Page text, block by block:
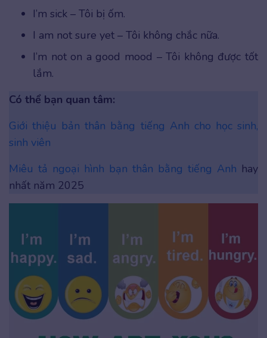
I’m sick – Tôi bị ốm.
I am not sure yet – Tôi không chắc nữa.
I’m not on a good mood – Tôi không được tốt
lắm.
Có thể bạn quan tâm:
Giới thiệu bản thân bằng tiếng Anh cho học sinh,
sinh viên
Miêu tả ngoại hình bạn thân bằng tiếng Anh hay
nhất năm 2025